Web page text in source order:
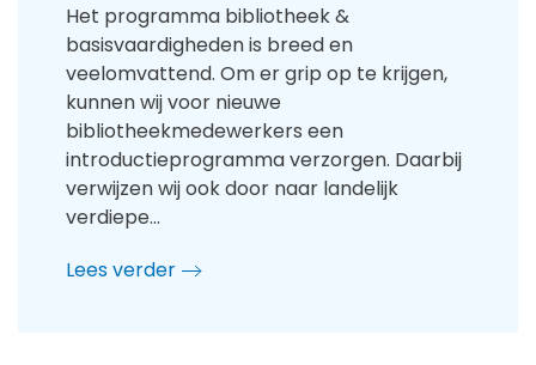
Het programma bibliotheek &
basisvaardigheden is breed en
veelomvattend. Om er grip op te krijgen,
kunnen wij voor nieuwe
bibliotheekmedewerkers een
introductieprogramma verzorgen. Daarbij
verwijzen wij ook door naar landelijk
verdiepe…
Lees verder